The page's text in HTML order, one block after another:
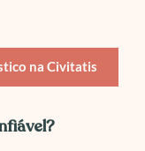
na Civitatis